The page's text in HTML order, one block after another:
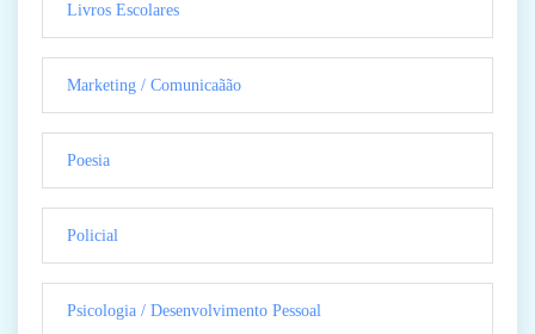
Livros Escolares
Marketing / Comunicaãão
Poesia
Policial
Psicologia / Desenvolvimento Pessoal